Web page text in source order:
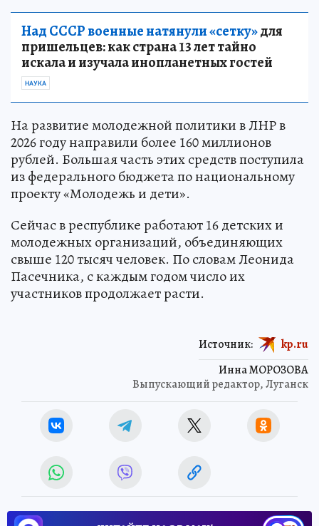
Над СССР военные натянули «сетку»для
пришельцев: как страна 13 лет тайно
искала и изучала инопланетных гостей
НАУКА
На развитие молодежной политики в ЛНР в
2026 году направили более 160 миллионов
рублей. Большая часть этих средств поступила
из федерального бюджета по национальному
проекту «Молодежь и дети».
Сейчас в республике работают 16 детских и
молодежных организаций, объединяющих
свыше 120 тысяч человек. По словам Леонида
Пасечника, с каждым годом число их
участников продолжает расти.
Инна МОРОЗОВА
Выпускающий редактор, Луганск
Источник: kp.ru